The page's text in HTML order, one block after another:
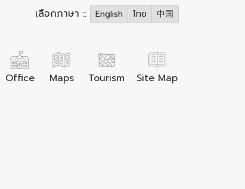
เลือกภาษา :: English ไทย 中国
Office Maps Tourism Site Map